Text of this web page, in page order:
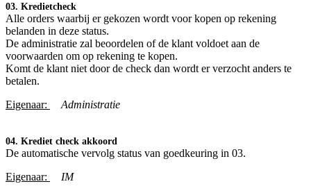
03. Kredietcheck
Alle orders waarbij er gekozen wordt voor kopen op rekening
belanden in deze status.
De administratie zal beoordelen of de klant voldoet aan de
voorwaarden om op rekening te kopen.
Komt de klant niet door de check dan wordt er verzocht anders te
betalen.
Eigenaar:
Administratie
04. Krediet check akkoord
De automatische vervolg status van goedkeuring in 03.
Eigenaar:
IM